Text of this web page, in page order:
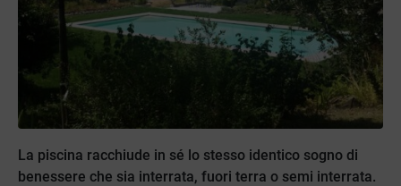
La piscina racchiude in sé lo stesso identico sogno di
benessere che sia interrata, fuori terra o semi interrata.